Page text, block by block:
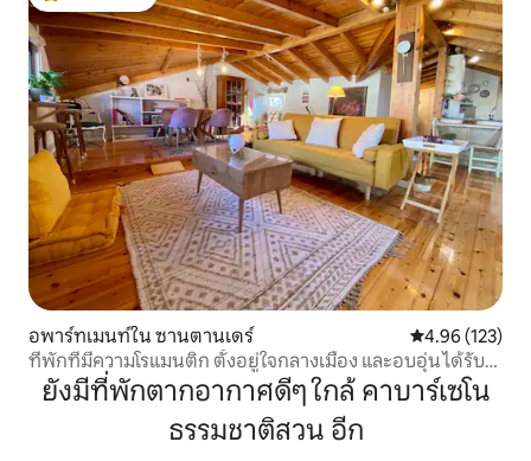
โดนใจเกสต์ที่สุด
อพาร์ทเมนท์ใน ซานตานเดร์ คะแนนเฉลี่ย
4.96 (123)
ที่พักที่มีความโรแมนติก ตั้งอยู่ใจกลางเมือง และอบอุ่น ได้รับ
การยกย่องอย่างมาก
ยังมีที่พักตากอากาศดีๆ ใกล้ คาบาร์เซโน
ธรรมชาติสวน อีก